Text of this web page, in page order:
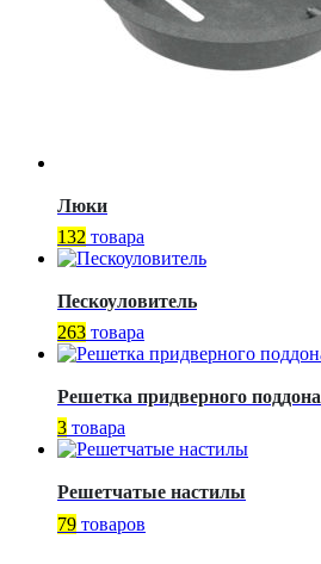
Люки
132 товара
Пескоуловитель
263 товара
Решетка придверного поддона
3 товара
Решетчатые настилы
79 товаров